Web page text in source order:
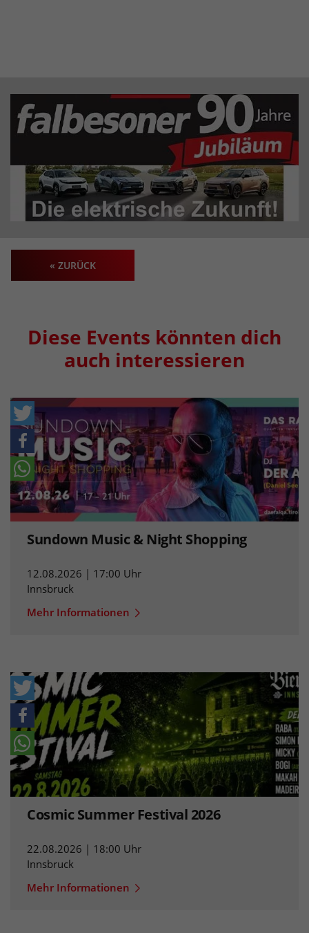
« ZURÜCK
Diese Events könnten dich
auch interessieren
Sundown Music & Night Shopping
12.08.2026 | 17:00 Uhr
Innsbruck
Mehr Informationen
Cosmic Summer Festival 2026
22.08.2026 | 18:00 Uhr
Innsbruck
Mehr Informationen